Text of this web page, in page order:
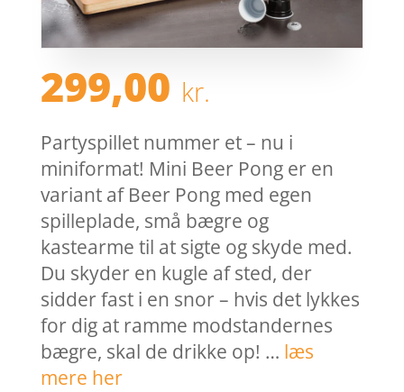
299,00 kr.
Partyspillet nummer et – nu i
miniformat! Mini Beer Pong er en
variant af Beer Pong med egen
spilleplade, små bægre og
kastearme til at sigte og skyde med.
Du skyder en kugle af sted, der
sidder fast i en snor – hvis det lykkes
for dig at ramme modstandernes
bægre, skal de drikke op! … læs
mere her